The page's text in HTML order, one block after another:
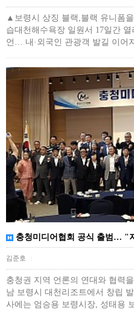
▲보령시 상징 블랙,블랙 유니폼
습대천해수욕장 일원서 17일간
언… 내·외국인 관광객 발길 이
충청미디어협회 공식 출범… "
김준호
충청권 지역 언론의 연대와 협력
남 보령시 대천리조트에서 창립
사에는 엄승용 보령시장, 성태용